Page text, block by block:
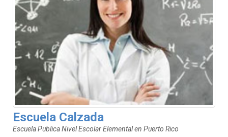
Escuela Calzada
Escuela Publica Nivel Escolar Elemental en Puerto Rico